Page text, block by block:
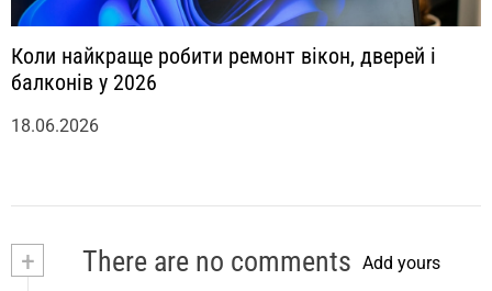
Коли найкраще робити ремонт вікон, дверей і
балконів у 2026
18.06.2026
+ There are no comments Add yours